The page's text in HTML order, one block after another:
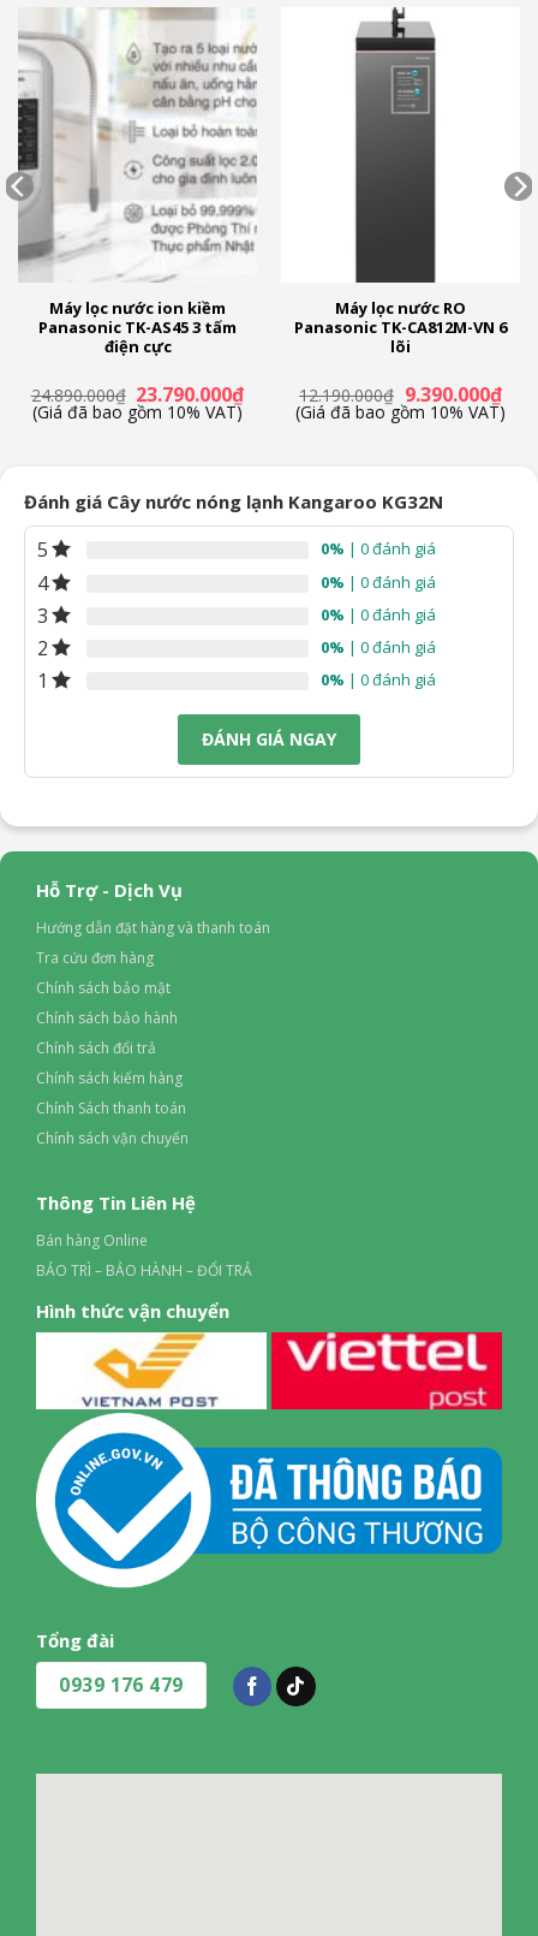
Máy lọc nước ion kiềm
Panasonic TK-AS45 3 tấm
điện cực
24.890.000₫ Giá
gốc
là:
23.790.000₫Giá
(Giá đã bao gồm 10% VAT)
Máy lọc nước RO
Panasonic TK-CA812M-VN 6
lõi
12.190.000₫ Giá
gốc
là:
9.390.000₫Giá
hiện
tại
(Giá đã bao gồm 10% VAT)
Đánh giá Cây nước nóng lạnh Kangaroo KG32N
5 0% | 0 đánh giá
4 0% | 0 đánh giá
3 0% | 0 đánh giá
2 0% | 0 đánh giá
1 0% | 0 đánh giá
ĐÁNH GIÁ NGAY
Hỗ Trợ - Dịch Vụ
Hướng dẫn đặt hàng và thanh toán
Tra cứu đơn hàng
Chính sách bảo mật
Chính sách bảo hành
Chính sách đổi trả
Chính sách kiểm hàng
Chính Sách thanh toán
Chính sách vận chuyển
Thông Tin Liên Hệ
Bán hàng Online
BẢO TRÌ – BẢO HÀNH – ĐỔI TRẢ
Hình thức vận chuyển
Tổng đài
0939 176 479